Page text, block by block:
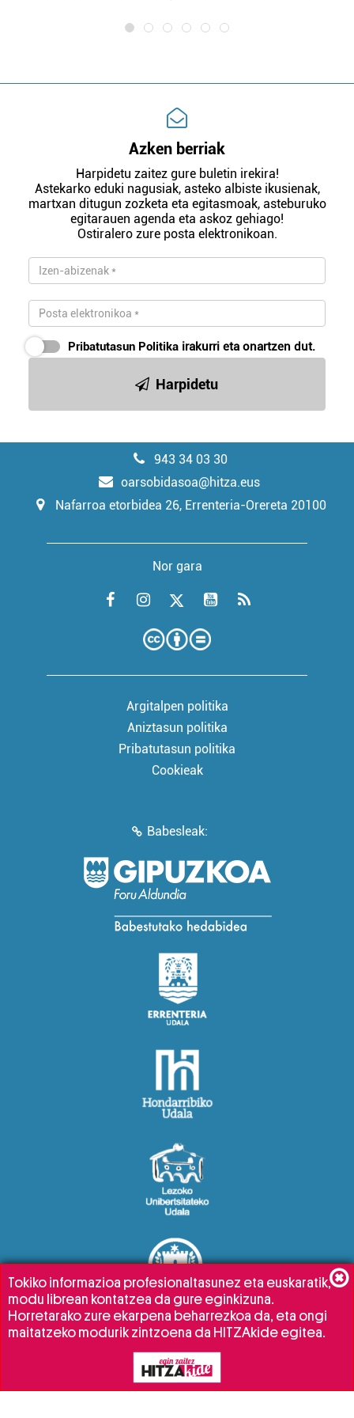
Azken berriak
Harpidetu zaitez gure buletin irekira!
Astekarko eduki nagusiak, asteko albiste ikusienak,
martxan ditugun zozketa eta egitasmoak, asteburuko
egitarauen agenda eta askoz gehiago!
Ostiralero zure posta elektronikoan.
Pribatutasun Politika irakurri eta onartzen dut.
Harpidetu
943 34 03 30
oarsobidasoa@hitza.eus
Nafarroa etorbidea 26, Errenteria-Orereta 20100
Nor gara
Argitalpen politika
Aniztasun politika
Pribatutasun politika
Cookieak
Babesleak:
Tokiko informazioa profesionaltasunez eta euskaratik,
modu librean kontatzea da gure eginkizuna.
Horretarako zure ekarpena beharrezkoa da, eta ongi
maitatzeko modurik zintzoena da HITZAkide egitea.